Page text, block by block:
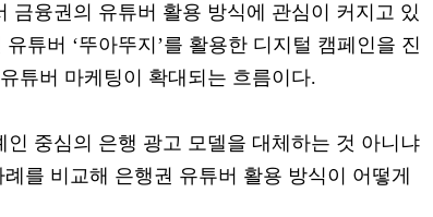
금융권의 유튜버 활용 방식에 관심이 커지고 있
튜버 ‘뚜아뚜지’를 활용한 디지털 캠페인을 진
튜버 마케팅이 확대되는 흐름이다.
중심의 은행 광고 모델을 대체하는 것 아니냐
를 비교해 은행권 유튜버 활용 방식이 어떻게